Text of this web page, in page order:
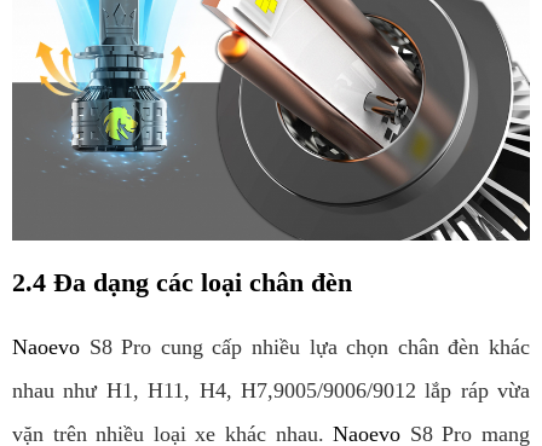
2.4 Đa dạng các loại chân đèn
Naoevo S8 Pro cung cấp nhiều lựa chọn chân đèn khác
nhau như H1, H11, H4, H7,9005/9006/9012 lắp ráp vừa
vặn trên nhiều loại xe khác nhau. Naoevo S8 Pro mang